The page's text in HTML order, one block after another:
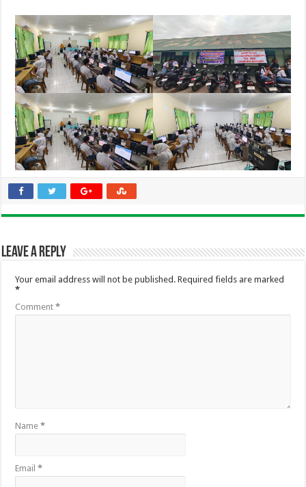
Leave a Reply
Your email address will not be published. Required fields are marked
*
Comment*
Name*
Email*